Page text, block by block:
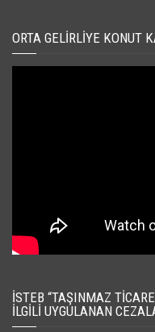
ORTA GELIRLIYE KONUT
İSTEB “TAŞINMAZ
İLGILI UYGULANAN